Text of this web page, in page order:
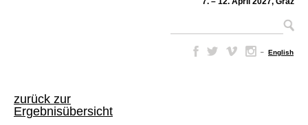
– English
zurück zur
Ergebnisübersicht